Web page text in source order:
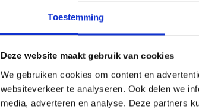
Toestemming
Deze website maakt gebruik van cookies
We gebruiken cookies om content en
websiteverkeer te analyseren. Ook delen we
media, adverteren en analyse. Deze partners